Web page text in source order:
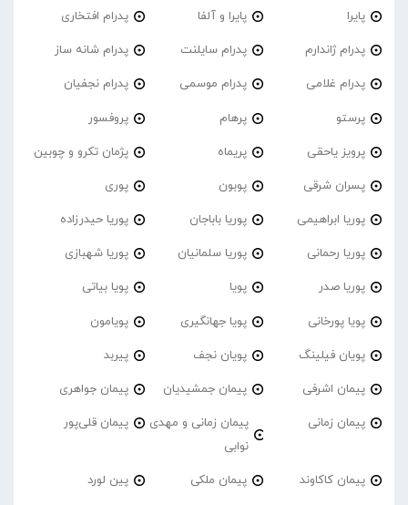
پایرا پایرا و آلفا پدرام افتخاری
پدرام ژاندارم پدرام‌ سایلنت پدرام شانه ساز
پدرام غلامی پدرام موسمی پدرام نجفیان
پرستو پرهام پروفسور
پرویز یاحقی پریماه پژمان تکرو و چوبین
پسران شرقی پوبون پوری
پوریا ابراهیمی پوریا باباجان پوریا حیدرزاده
پوریا رحمانی پوریا سلمانیان پوریا شهبازی
پوریا صدر پویا پویا بیاتی
پویا پورخانی پویا جهانگیری پویامون
پویان فیلینگ پویان نجف پیربد
پیمان اشرفی پیمان جمشیدیان پیمان جواهری
پیمان زمانی
پیمان زمانی و مهدی
نوابی
پیمان قلی‌پور
پیمان کاکاوند پیمان ملکی پین لورد